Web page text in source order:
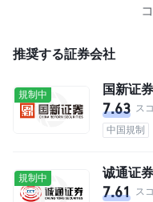
推奨する証券会社
規制中 国新证券
7.63 ス
中国規制
規制中 诚通证券
7.61 ス